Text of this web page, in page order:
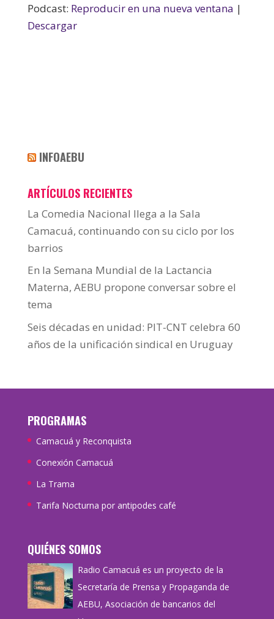
Podcast: Reproducir en una nueva ventana |
Descargar
INFOAEBU
ARTÍCULOS RECIENTES
La Comedia Nacional llega a la Sala
Camacuá, continuando con su ciclo por los
barrios
En la Semana Mundial de la Lactancia
Materna, AEBU propone conversar sobre el
tema
Seis décadas en unidad: PIT-CNT celebra 60
años de la unificación sindical en Uruguay
PROGRAMAS
Camacuá y Reconquista
Conexión Camacuá
La Trama
Tarifa Nocturna por antipodes café
QUIÉNES SOMOS
Radio Camacuá es un proyecto de la
Secretaría de Prensa y Propaganda de
AEBU, Asociación de bancarios del